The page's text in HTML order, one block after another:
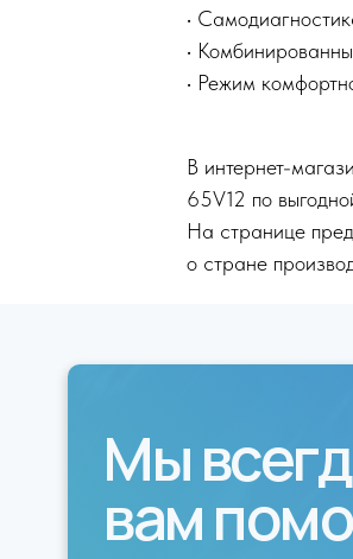
•
•
• Режим
В интернет-
65V12 по
На странице
о стране
Мы
вам